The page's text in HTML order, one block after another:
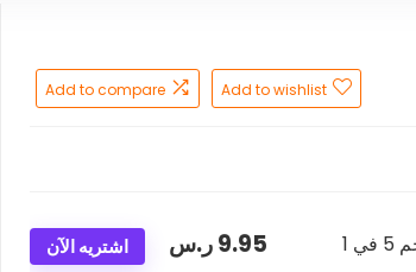
Add to wishlist
Add to compare
اشتريه الآن 9.95ر.س